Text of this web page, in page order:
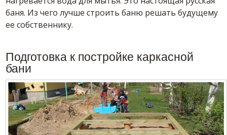
баня. Из чего лучше строить баню решать будущему
ее собственнику.
Подготовка к постройке каркасной
бани